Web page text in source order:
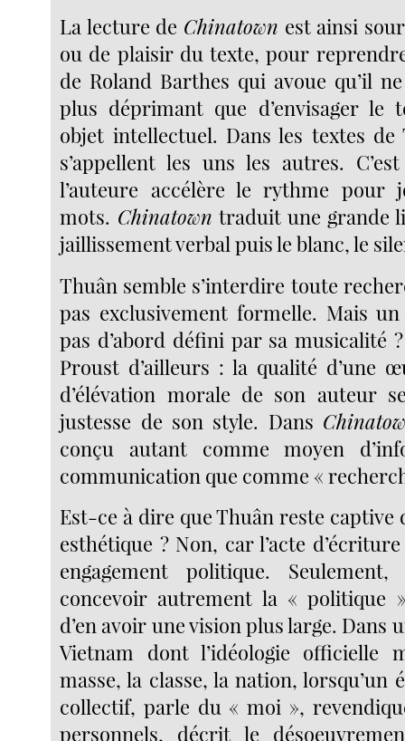
La lecture de Chinatown est ainsi
ou de plaisir du texte, pour
de Roland Barthes qui avoue qu’il
plus déprimant que d’envisager le
objet intellectuel. Dans les textes de
s’appellent les uns les autres.
l’auteure accélère le rythme pour
mots. Chinatown traduit une grande
jaillissement verbal puis le blanc, le
Thuân semble s’interdire toute
pas exclusivement formelle. Mais
pas d’abord défini par sa musicalité
Proust d’ailleurs : la qualité d’une
d’élévation morale de son auteur
justesse de son style. Dans
conçu autant comme moyen
communication que comme «
Est-ce à dire que Thuân reste captive
esthétique ? Non, car l’acte
engagement politique.
concevoir autrement la « politique
d’en avoir une vision plus large. Dans
Vietnam dont l’idéologie officielle
masse, la classe, la nation, lorsqu’un
collectif, parle du « moi »,
personnels, décrit le